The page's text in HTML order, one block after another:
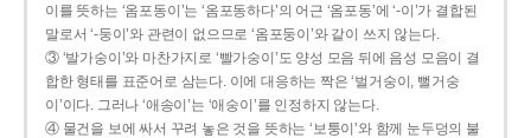
이를 뜻하는 ‘옴포동이’는 ‘옴포동하다’의 어근 ‘옴포동’에 ‘-이’가 결합된
말로서 ‘-둥이’와 관련이 없으므로 ‘옴포둥이’와 같이 쓰지 않는다.
③ ‘발가숭이’와 마찬가지로 ‘빨가숭이’도 양성 모음 뒤에 음성 모음이 결
합한 형태를 표준어로 삼는다. 이에 대응하는 짝은 ‘벌거숭이, 뻘거숭
이’이다. 그러나 ‘애송이’는 ‘애숭이’를 인정하지 않는다.
④ 물건을 보에 싸서 꾸려 놓은 것을 뜻하는 ‘보퉁이’와 함께 눈두덩의 불